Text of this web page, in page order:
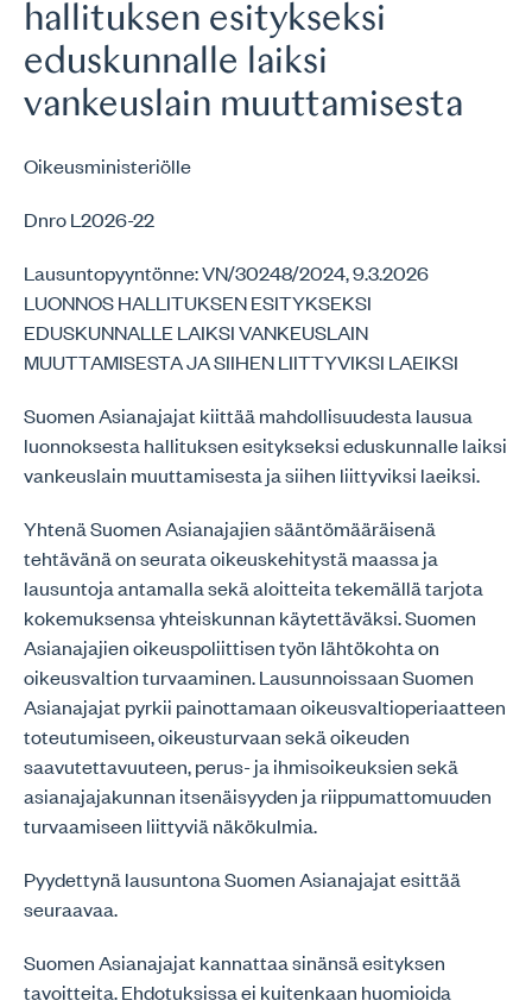
hallituksen esitykseksi
eduskunnalle laiksi
vankeuslain muuttamisesta
Oikeusministeriölle
Dnro L2026-22
Lausuntopyyntönne: VN/30248/2024, 9.3.2026
LUONNOS HALLITUKSEN ESITYKSEKSI
EDUSKUNNALLE LAIKSI VANKEUSLAIN
MUUTTAMISESTA JA SIIHEN LIITTYVIKSI LAEIKSI
Suomen Asianajajat kiittää mahdollisuudesta lausua
luonnoksesta hallituksen esitykseksi eduskunnalle laiksi
vankeuslain muuttamisesta ja siihen liittyviksi laeiksi.
Yhtenä Suomen Asianajajien sääntömääräisenä
tehtävänä on seurata oikeuskehitystä maassa ja
lausuntoja antamalla sekä aloitteita tekemällä tarjota
kokemuksensa yhteiskunnan käytettäväksi. Suomen
Asianajajien oikeuspoliittisen työn lähtökohta on
oikeusvaltion turvaaminen. Lausunnoissaan Suomen
Asianajajat pyrkii painottamaan oikeusvaltioperiaatteen
toteutumiseen, oikeusturvaan sekä oikeuden
saavutettavuuteen, perus- ja ihmisoikeuksien sekä
asianajajakunnan itsenäisyyden ja riippumattomuuden
turvaamiseen liittyviä näkökulmia.
Pyydettynä lausuntona Suomen Asianajajat esittää
seuraavaa.
Suomen Asianajajat kannattaa sinänsä esityksen
tavoitteita. Ehdotuksissa ei kuitenkaan huomioida